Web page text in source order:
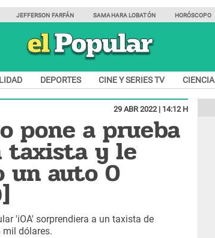
JEFFERSON FARFÁN SAMAHARA LOBATÓN HORÓSCOPO
DEPORTES CINE Y SERIES TV CIENCIA
29 ABR 2022 | 14:12 H
pone a prueba
taxista y le
un auto 0
'iOA' sorprendiera a un taxista de
dólares.